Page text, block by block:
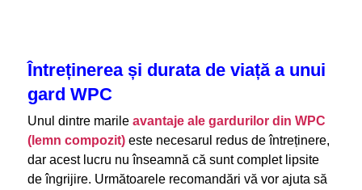
Întreținerea și durata de viață a unui
gard WPC
Unul dintre marile avantaje ale gardurilor din WPC
(lemn compozit)este necesarul redus de întreținere,
dar acest lucru nu înseamnă că sunt complet lipsite
de îngrijire. Următoarele recomandări vă vor ajuta să